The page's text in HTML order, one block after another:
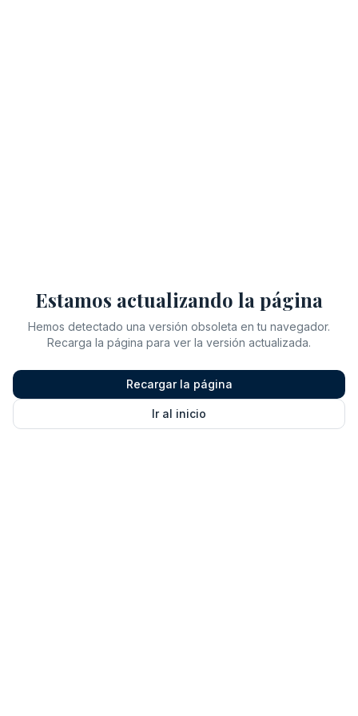
Estamos actualizando la página
Hemos detectado una versión obsoleta en tu navegador.
Recarga la página para ver la versión actualizada.
Recargar la página
Ir al inicio